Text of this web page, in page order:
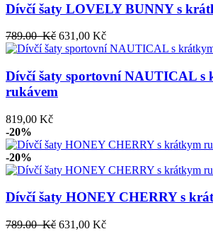
Dívčí šaty LOVELY BUNNY s
789.00 Kč 631,00 Kč
Dívčí šaty sportovní NAUTICAL s
rukávem
819,00 Kč
-20%
-20%
Dívčí šaty HONEY CHERRY s
789.00 Kč 631,00 Kč